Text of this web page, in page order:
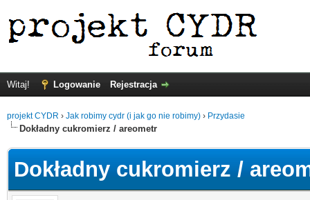
Witaj! Logowanie Rejestracja
projekt CYDR › Jak robimy cydr (i jak go nie robimy) › Przydasie
Dokładny cukromierz / areometr
Dokładny cukromierz /